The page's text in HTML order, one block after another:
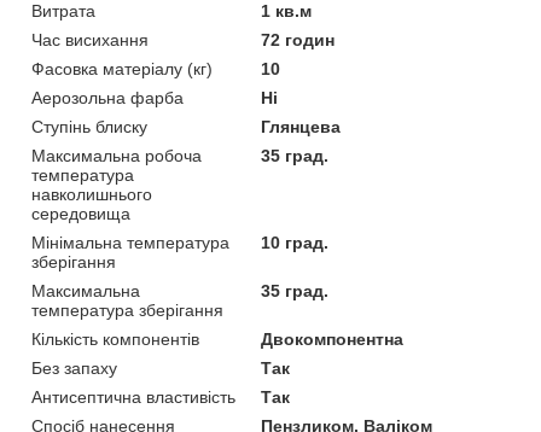
Витрата
1 кв.м
Час висихання
72 годин
Фасовка матеріалу (кг)
10
Аерозольна фарба
Ні
Ступінь блиску
Глянцева
Максимальна робоча
температура
навколишнього
середовища
35 град.
Мінімальна температура
зберігання
10 град.
Максимальна
температура зберігання
35 град.
Кількість компонентів
Двокомпонентна
Без запаху
Так
Антисептична властивість
Так
Спосіб нанесення
Пензликом, Валіком